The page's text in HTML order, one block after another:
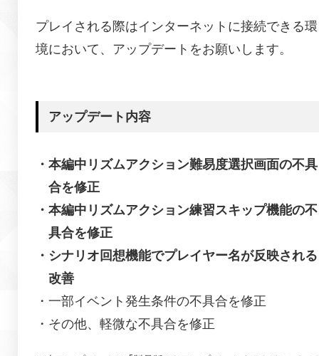
プレイされる際はインターネットに接続できる環
境において、 アップデートをお願いします。
アップデート内容
・本編中リズムアクション難易度選択画面の不具
合を修正
・本編中リズムアクション練習スキップ機能の不
具合を修正
・シナリオ回想機能でプレイヤー名が反映される
改善
・一部イベント発生条件の不具合を修正
・その他、軽微な不具合を修正